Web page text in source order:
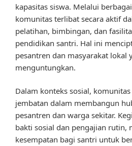
kapasitas siswa. Melalui
komunitas terlibat secara aktif
pelatihan, bimbingan, dan
pendidikan santri. Hal ini
pesantren dan masyarakat lokal
menguntungkan.
Dalam konteks sosial,
jembatan dalam membangun
pesantren dan warga sekitar.
bakti sosial dan pengajian rutin,
kesempatan bagi santri untuk